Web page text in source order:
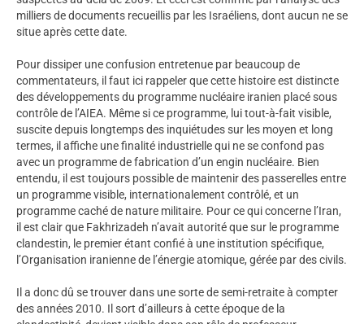
milliers de documents recueillis par les Israéliens, dont aucun ne se
situe après cette date.
Pour dissiper une confusion entretenue par beaucoup de
commentateurs, il faut ici rappeler que cette histoire est distincte
des développements du programme nucléaire iranien placé sous
contrôle de l’AIEA. Même si ce programme, lui tout-à-fait visible,
suscite depuis longtemps des inquiétudes sur les moyen et long
termes, il affiche une finalité industrielle qui ne se confond pas
avec un programme de fabrication d’un engin nucléaire. Bien
entendu, il est toujours possible de maintenir des passerelles entre
un programme visible, internationalement contrôlé, et un
programme caché de nature militaire. Pour ce qui concerne l’Iran,
il est clair que Fakhrizadeh n’avait autorité que sur le programme
clandestin, le premier étant confié à une institution spécifique,
l’Organisation iranienne de l’énergie atomique, gérée par des civils.
Il a donc dû se trouver dans une sorte de semi-retraite à compter
des années 2010. Il sort d’ailleurs à cette époque de la